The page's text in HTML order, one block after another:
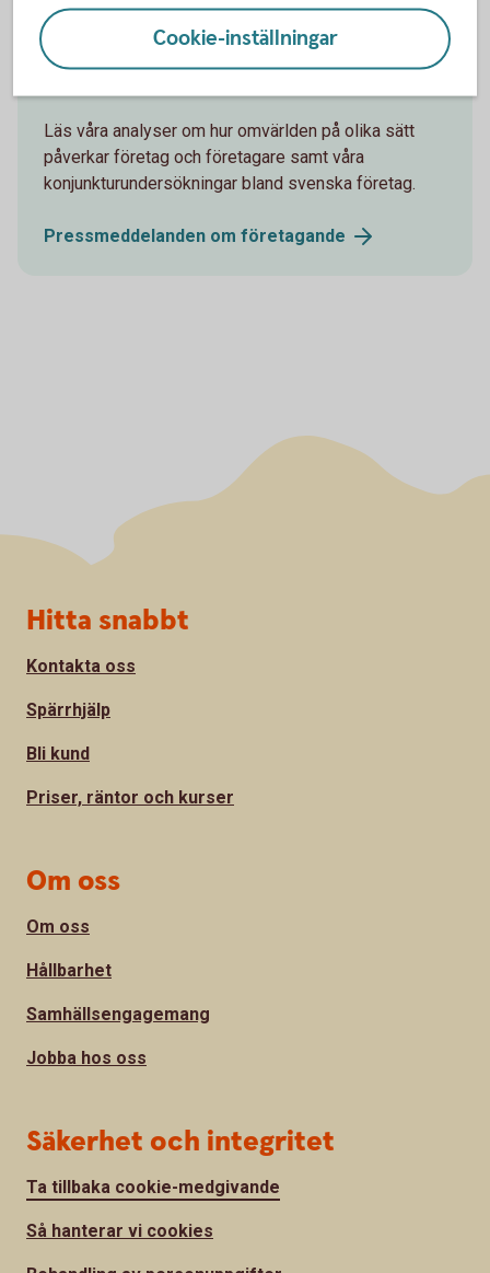
Pressmeddelanden
Läs våra analyser om hur omvärlden på olika sätt
påverkar företag och företagare samt våra
konjunkturundersökningar bland svenska företag.
Pressmeddelanden om företagande
Cookie-inställningar
Sidfot
Hitta snabbt
Kontakta oss
Spärrhjälp
Bli kund
Priser, räntor och kurser
Om oss
Om oss
Hållbarhet
Samhällsengagemang
Jobba hos oss
Säkerhet och integritet
Ta tillbaka cookie-medgivande
Så hanterar vi cookies